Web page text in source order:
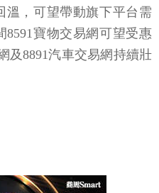
溫，可望帶動旗下平台需
寶物交易網可望受惠
及8891汽車交易網持續壯